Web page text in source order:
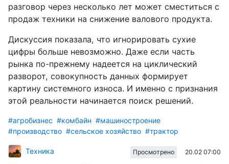
разговор через несколько лет может сместиться с
продаж техники на снижение валового продукта.
Дискуссия показала, что игнорировать сухие
цифры больше невозможно. Даже если часть
рынка по-прежнему надеется на циклический
разворот, совокупность данных формирует
картину системного износа. И именно с признания
этой реальности начинается поиск решений.
#агробизнес #комбайн #машиностроение
#производство #сельское хозяйство #трактор
Техника Просмотрено 20.02 07:00